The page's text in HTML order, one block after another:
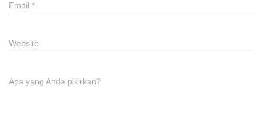
Email *
Website
Apa yang Anda pikirkan?